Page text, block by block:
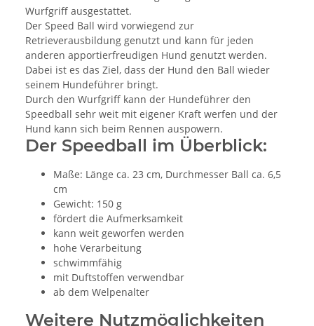
Wurfgriff ausgestattet.
Der Speed Ball wird vorwiegend zur
Retrieverausbildung genutzt und kann für jeden
anderen apportierfreudigen Hund genutzt werden.
Dabei ist es das Ziel, dass der Hund den Ball wieder
seinem Hundeführer bringt.
Durch den Wurfgriff kann der Hundeführer den
Speedball sehr weit mit eigener Kraft werfen und der
Hund kann sich beim Rennen auspowern.
Der Speedball im Überblick:
Maße: Länge ca. 23 cm, Durchmesser Ball ca. 6,5
cm
Gewicht: 150 g
fördert die Aufmerksamkeit
kann weit geworfen werden
hohe Verarbeitung
schwimmfähig
mit Duftstoffen verwendbar
ab dem Welpenalter
Weitere Nutzmöglichkeiten